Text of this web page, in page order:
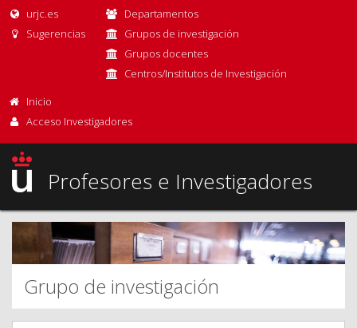
urjc.es
Sugerencias
Departamentos
Grupos de investigación
Grupos docentes
Centros/Institutos de Investigación
Inicio
Acceso Investigadores
Profesores e Investigadores
Grupo de investigación